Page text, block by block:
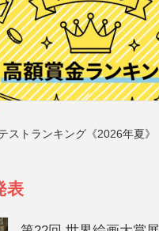
ストランキング《2026年夏》
表